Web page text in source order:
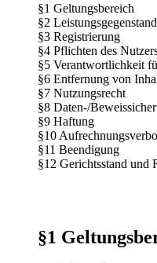
§1 Geltungsbereich
§2 Leistungsgegenstand
§3 Registrierung
§4 Pflichten des
§5 Verantwortlichkeit
§6 Entfernung von
§7 Nutzungsrecht
§8 Daten-/
§9 Haftung
§10
§11 Beendigung
§12 Gerichtsstand und
§1